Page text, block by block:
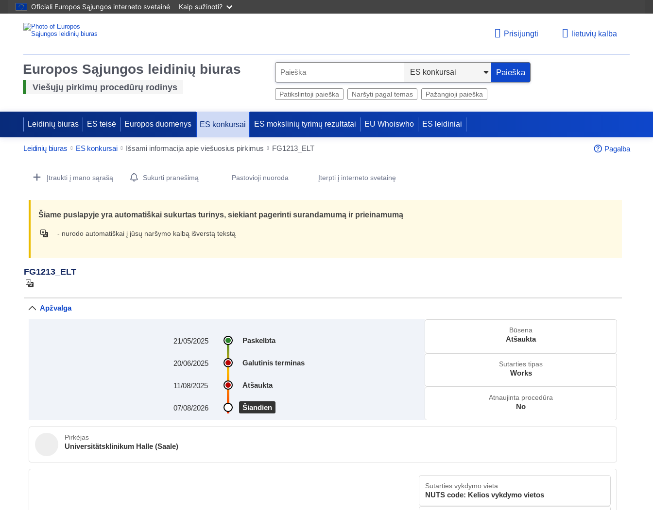
Oficiali Europos Sąjungos interneto svetainė Kaip sužinoti?
Prisijungti lietuvių kalba
Europos Sąjungos leidinių biuras
Viešųjų pirkimų procedūrų rodinys
e
Paieška
Patikslintoji paieška Naršyti pagal temas Pažangioji paieška
Leidinių biuras ES teisė Europos duomenys ES konkursai ES mokslinių tyrimų rezultatai EU Whoiswho ES leidiniai
Leidinių biuras ES konkursai Išsami informacija apie viešuosius pirkimus FG1213_ELT Pagalba
Procurement Detail Actions Portlet
Įtraukti į mano sąrašą Sukurti pranešimą Pastovioji nuoroda Įterpti į interneto svetainę
Šiame puslapyje yra automatiškai sukurtas turinys, siekiant pagerinti surandamumą ir prieinamumą
- nurodo automatiškai į jūsų naršymo kalbą išverstą tekstą
FG1213_ELT
Apžvalga
Paskelbta
21/05/2025
Galutinis terminas
20/06/2025
Atšaukta
11/08/2025
Šiandien
07/08/2026
Būsena
Atšaukta
Sutarties tipas
Works
Atnaujinta procedūra
No
Pirkėjas
Universitätsklinikum Halle (Saale)
Sutarties vykdymo vieta
NUTS code: Kelios vykdymo vietos